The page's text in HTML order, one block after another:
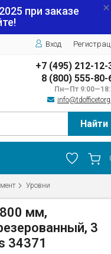
2025 при заказе
Вход
+7 (495) 212-12-
8 (800) 555-80-
Пн—Пт
Найти
Уровни
мм,
3
34371